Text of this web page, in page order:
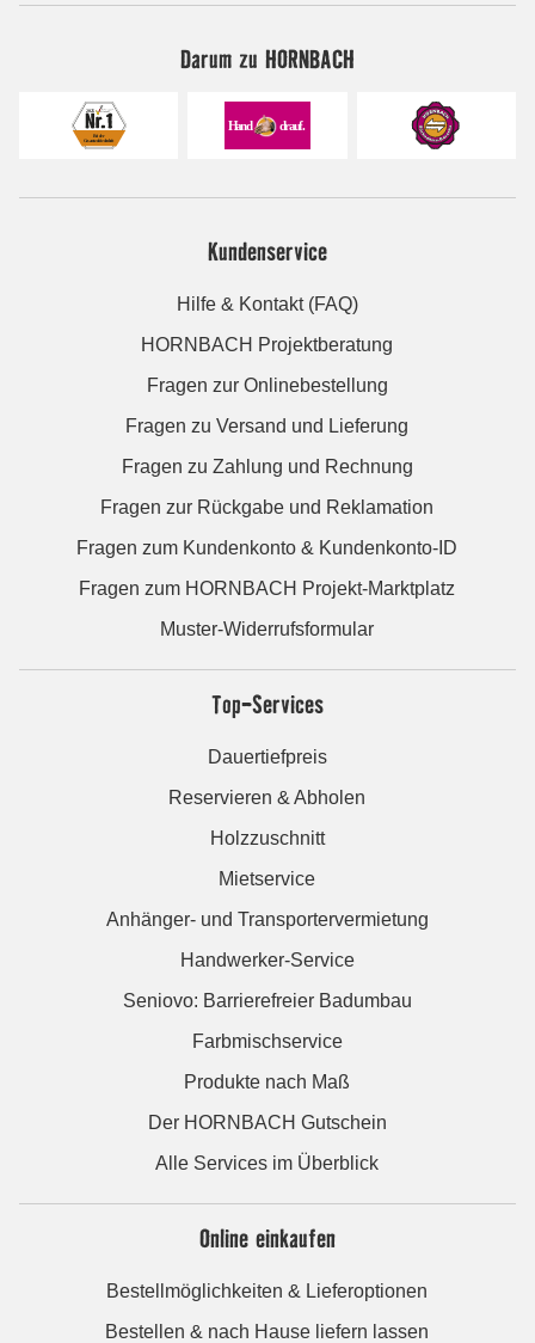
Darum zu HORNBACH
Kundenservice
Hilfe & Kontakt (FAQ)
HORNBACH Projektberatung
Fragen zur Onlinebestellung
Fragen zu Versand und Lieferung
Fragen zu Zahlung und Rechnung
Fragen zur Rückgabe und Reklamation
Fragen zum Kundenkonto & Kundenkonto-ID
Fragen zum HORNBACH Projekt-Marktplatz
Muster-Widerrufsformular
Top-Services
Dauertiefpreis
Reservieren & Abholen
Holzzuschnitt
Mietservice
Anhänger- und Transportervermietung
Handwerker-Service
Seniovo: Barrierefreier Badumbau
Farbmischservice
Produkte nach Maß
Der HORNBACH Gutschein
Alle Services im Überblick
Online einkaufen
Bestellmöglichkeiten & Lieferoptionen
Bestellen & nach Hause liefern lassen